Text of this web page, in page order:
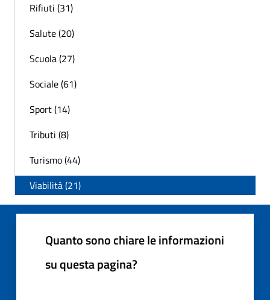
Rifiuti (31)
Salute (20)
Scuola (27)
Sociale (61)
Sport (14)
Tributi (8)
Turismo (44)
Viabilità (21)
Quanto sono chiare le informazioni
su questa pagina?